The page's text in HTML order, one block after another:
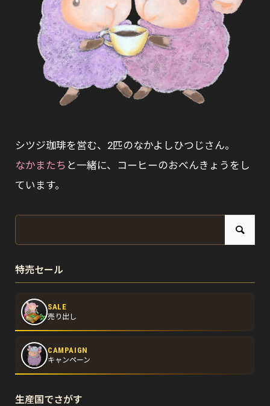
シツジ珈琲を営む、2匹のなかよしひつじさん。
なかまたち と一緒に、コーヒーのおべんきょうをし
ています。
特売セール
SALE
売り出し
CAMPAIGN
キャンペーン
生産国でさがす